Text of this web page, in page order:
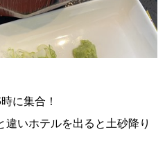
に集合！
いホテルを出ると土砂降り